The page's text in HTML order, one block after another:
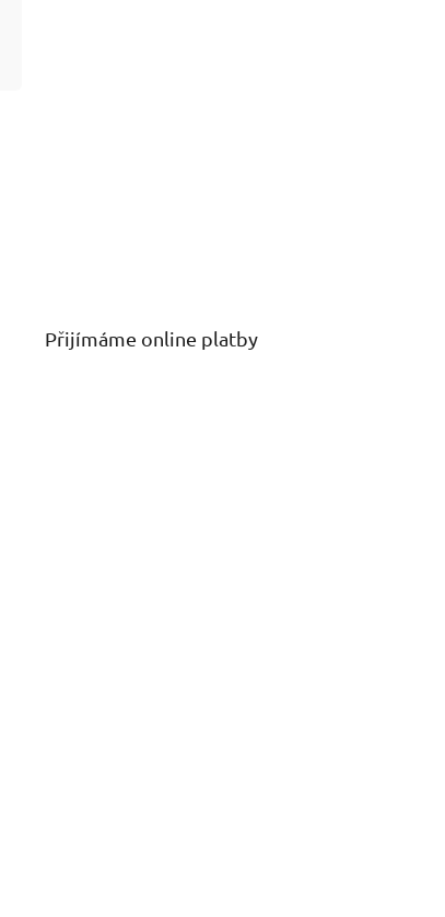
Přijímáme online platby